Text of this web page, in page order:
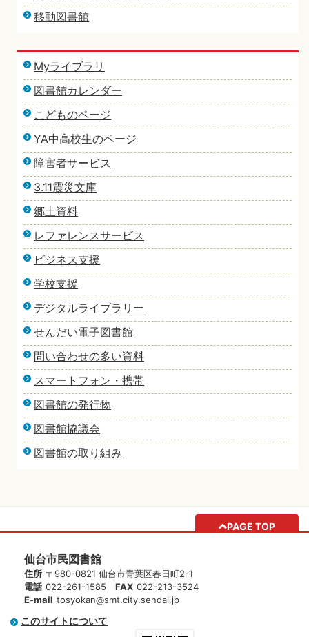
移動図書館
Myライブラリ
図書館カレンダー
こどものページ
YA中高校生のページ
障害者サービス
3.11震災文庫
郷土資料
レファレンスサービス
ビジネス支援
学校支援
デジタルライブラリー
せんだい電子図書館
問い合わせの多い資料
スマートフォン・携帯
図書館の発行物
図書館協議会
図書館の取り組み
PAGE TOP
仙台市民図書館
住所 〒980-0821 仙台市青葉区春日町2-1
電話 022-261-1585 FAX 022-213-3524
E-mail tosyokan@smt.city.sendai.jp
このサイトについて